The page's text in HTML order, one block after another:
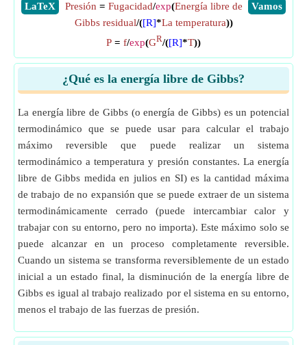
​LaTeX ​Vamos
Presión = Fugacidad/exp(Energía libre de
Gibbs residual/([R]*La temperatura))
P = f/exp(GR/([R]*T))
¿Qué es la energía libre de Gibbs?
La energía libre de Gibbs (o energía de Gibbs) es un potencial
termodinámico que se puede usar para calcular el trabajo
máximo reversible que puede realizar un sistema
termodinámico a temperatura y presión constantes. La energía
libre de Gibbs medida en julios en SI) es la cantidad máxima
de trabajo de no expansión que se puede extraer de un sistema
termodinámicamente cerrado (puede intercambiar calor y
trabajar con su entorno, pero no importa). Este máximo solo se
puede alcanzar en un proceso completamente reversible.
Cuando un sistema se transforma reversiblemente de un estado
inicial a un estado final, la disminución de la energía libre de
Gibbs es igual al trabajo realizado por el sistema en su entorno,
menos el trabajo de las fuerzas de presión.